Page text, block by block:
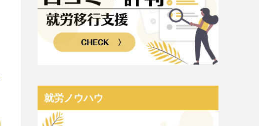
就労ノウハウ